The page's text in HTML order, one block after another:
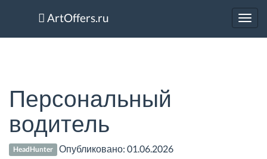
ArtOffers.ru
Персональный
водитель
HeadHunter Опубликовано:01.06.2026